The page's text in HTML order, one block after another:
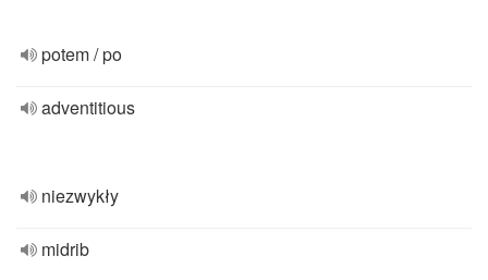
potem / po
adventitious
niezwykły
midrib